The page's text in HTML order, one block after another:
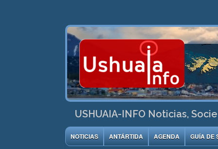
USHUAIA-INFO Noticias,
NOTICIAS ANTÁRTIDA AGENDA GUÍA DE